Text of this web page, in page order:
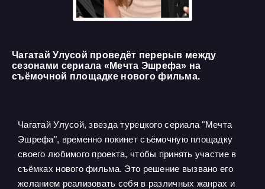
Чагатай Улусой проведёт перерыв между
сезонами сериала «Мечта Эшрефа» на
съёмочной площадке нового фильма.
Чагатай Улусой, звезда турецкого сериала "Мечта
Эшрефа", временно покинет съёмочную площадку
своего любимого проекта, чтобы принять участие в
съёмках нового фильма. Это решение вызвано его
желанием реализовать себя в различных жанрах и